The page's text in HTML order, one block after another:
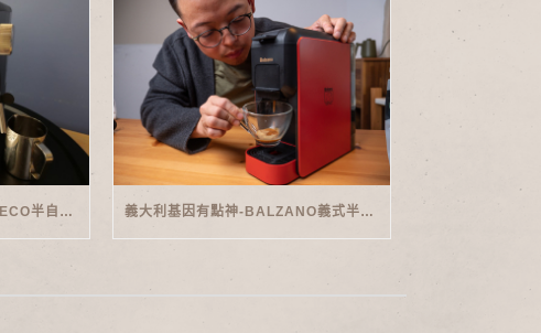
家用義式傳奇-PHILIPS SAECO半自動義式咖啡機(EMS5110)開箱 義大利基因有點神-BALZANO義式半自動雙膠囊3 IN 1咖啡機開箱